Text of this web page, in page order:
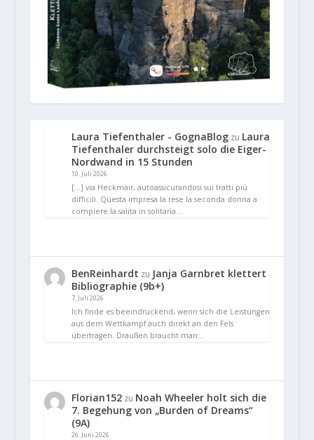
Laura Tiefenthaler - GognaBlogzu Laura
Tiefenthaler durchsteigt solo die Eiger-
Nordwand in 15 Stunden
10. Juli 2026
[…] via Heckmair, autoassicurandosi sui tratti più
difficili. Questa impresa la rese la seconda donna a
compiere la salita in solitaria…
BenReinhardt zu Janja Garnbret klettert
Bibliographie (9b+)
7. Juli 2026
Ich finde es beeindruckend, wenn sich die Leistungen
aus dem Wettkampf auch direkt an den Fels
übertragen. Draußen braucht man…
Florian152zu Noah Wheeler holt sich die
7. Begehung von „Burden of Dreams“
(9A)
26. Juni 2026